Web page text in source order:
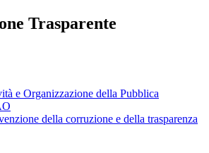
Trasparente
e Organizzazione della Pubblica
della corruzione e della trasparenza